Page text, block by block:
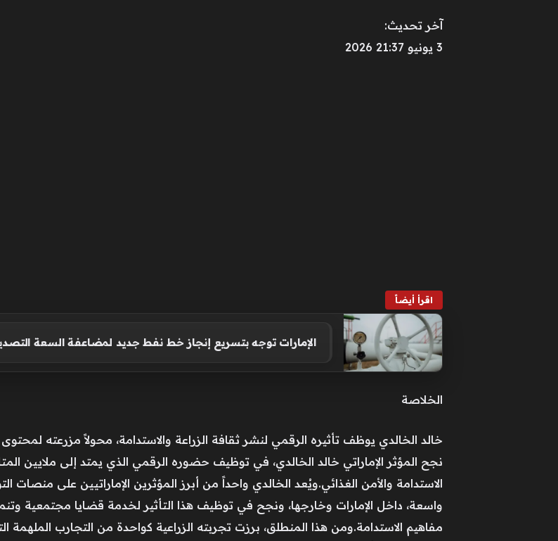
آخر تحديث:
3 يونيو 21:37 2026
اقرأ أيضاً
الإمارات توجه بتسريع إنجاز خط نفط جديد لمضاعفة السعة
الخلاصة
خالد الخالدي يوظف تأثيره الرقمي لنشر ثقافة الزراعة والاستدامة، محولاً مزرعته
نجح المؤثر الإماراتي خالد الخالدي، في توظيف حضوره الرقمي الذي يمتد إلى ملايين
الاستدامة والأمن الغذائي.ويُعد الخالدي واحداً من أبرز المؤثرين الإماراتيين على
واسعة، داخل الإمارات وخارجها، ونجح في توظيف هذا التأثير لخدمة قضايا مجتمعية
مفاهيم الاستدامة.ومن هذا المنطلق، برزت تجربته الزراعية كواحدة من التجارب